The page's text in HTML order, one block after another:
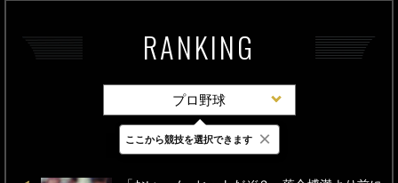
RANKING
プロ野球
最新 24時間 週間
ここから競技を選択できます ×